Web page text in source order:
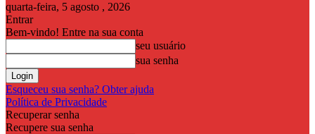
quarta-feira, 5 agosto , 2026
Entrar
Bem-vindo! Entre na sua conta
seu usuário
sua senha
Esqueceu sua senha? Obter ajuda
Política de Privacidade
Recuperar senha
Recupere sua senha